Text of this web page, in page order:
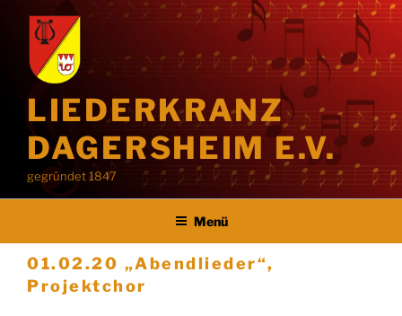
Inhalt
springen
LIEDERKRANZ
DAGERSHEIM E.V.
gegründet 1847
Menü
01.02.20 „Abendlieder“,
Projektchor